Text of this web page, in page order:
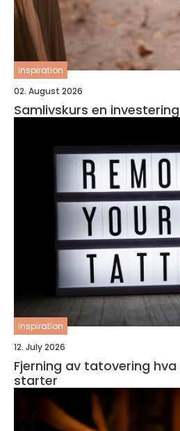
inspiration
02. August 2026
Samlivskurs en
inspiration
12. July 2026
Fjerning av tatovering hva du bør vite før du
starter